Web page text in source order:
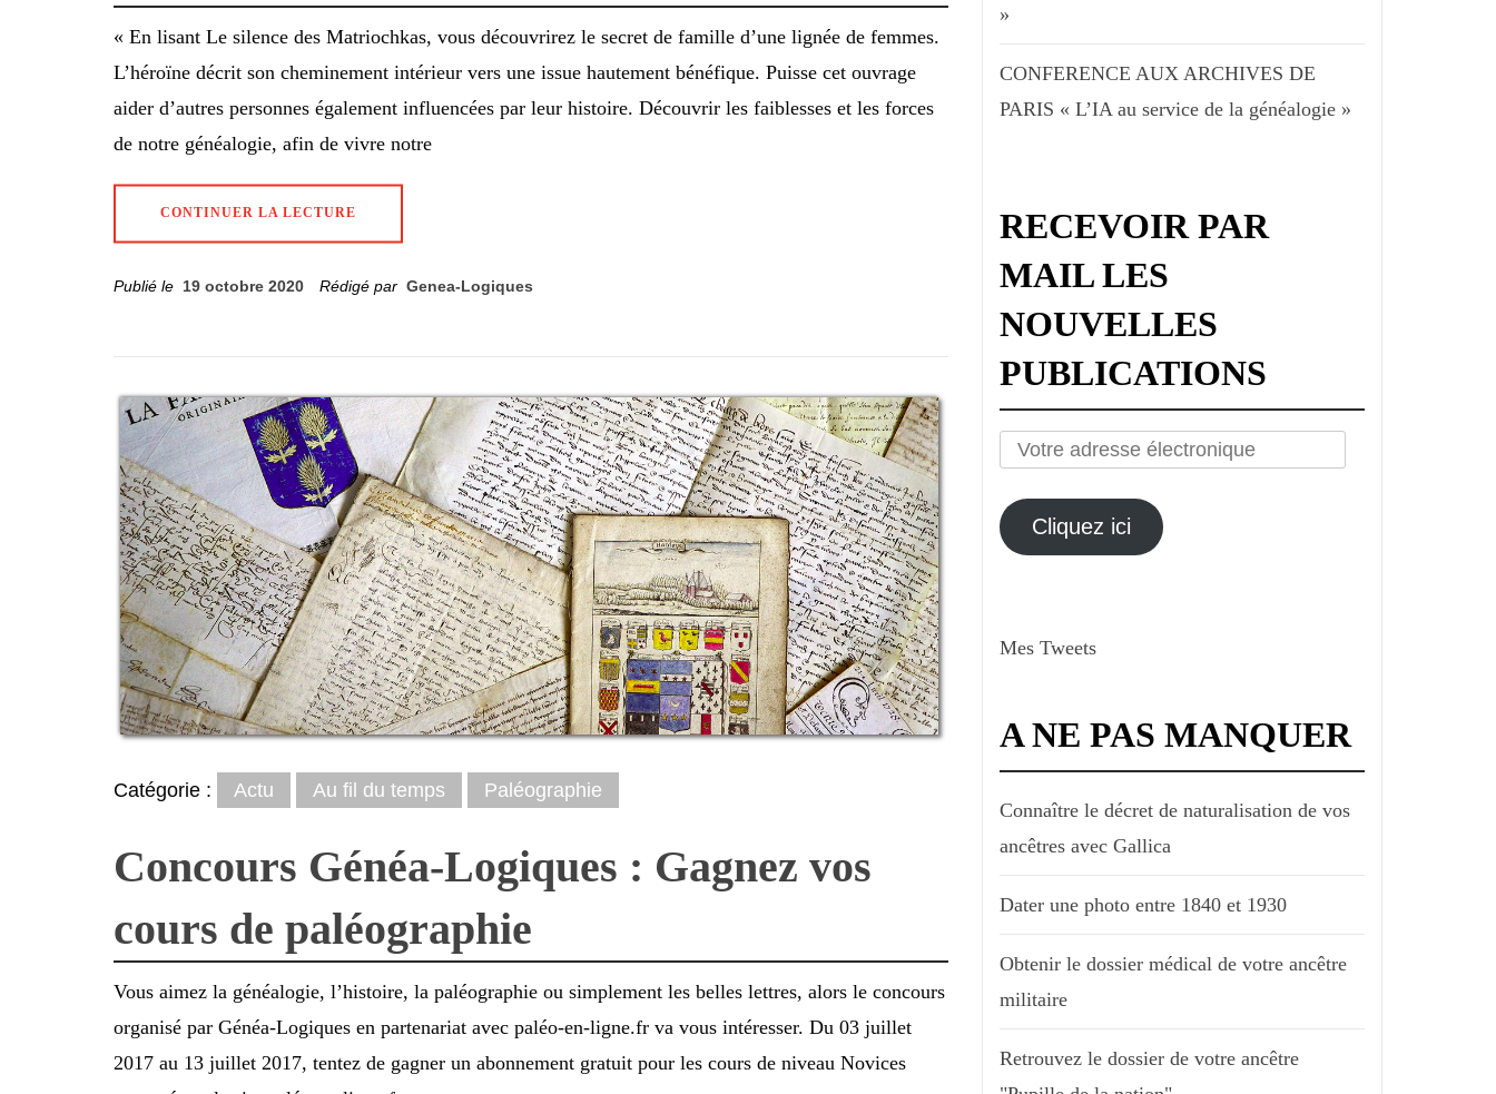
« En lisant Le silence des Matriochkas, vous découvrirez le secret de famille d’une lignée de femmes.
L’héroïne décrit son cheminement intérieur vers une issue hautement bénéfique. Puisse cet ouvrage
aider d’autres personnes également influencées par leur histoire. Découvrir les faiblesses et les forces
de notre généalogie, afin de vivre notre
CONTINUER LA LECTURE
Publié le 19 octobre 2020 Rédigé par Genea-Logiques
Catégorie : Actu Au fil du temps Paléographie
Concours Généa-Logiques : Gagnez vos
cours de paléographie
Vous aimez la généalogie, l’histoire, la paléographie ou simplement les belles lettres, alors le concours
organisé par Généa-Logiques en partenariat avec paléo-en-ligne.fr va vous intéresser. Du 03 juillet
2017 au 13 juillet 2017, tentez de gagner un abonnement gratuit pour les cours de niveau Novices
»
CONFERENCE AUX ARCHIVES DE
PARIS « L’IA au service de la généalogie »
RECEVOIR PAR
MAIL LES
NOUVELLES
PUBLICATIONS
Votre
électronique
Cliquez ici
Mes Tweets
A NE PAS MANQUER
Connaître le décret de naturalisation de vos
ancêtres avec Gallica
Dater une photo entre 1840 et 1930
Obtenir le dossier médical de votre ancêtre
militaire
Retrouvez le dossier de votre ancêtre